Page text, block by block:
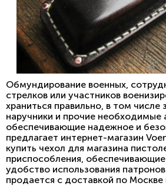
Обмундирование военных,
стрелков или участников
храниться правильно, в том числе
наручники и прочие необходимые
обеспечивающие надежное и
предлагает интернет-магазин
купить чехол для магазина
приспособления,
удобство использования
продается с доставкой по Москве